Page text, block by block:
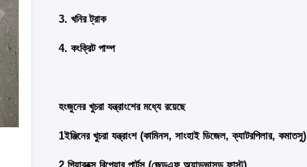
3. খনির ট্রাক
4. কংক্রিট পাম্প
হংজুনের খুচরা যন্ত্রাংশের মধ্যে রয়েছে
1ইঞ্জিনের খুচরা যন্ত্রাংশ (কামিনস, সাংহাই ডিজেল, ক্যাটরপিলার, কমাতসু)